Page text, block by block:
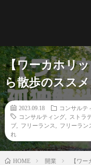
【ワーカホリ
ら散歩のススメ
2023.09.18
コンサルテ
コンサルティング
ストラ
ブ
フリーランス フリーラン
れ
HOME 開業 【ワ